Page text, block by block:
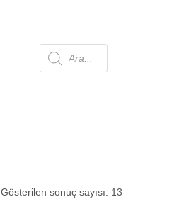
Products
Gösterilen sonuç sayısı: 13